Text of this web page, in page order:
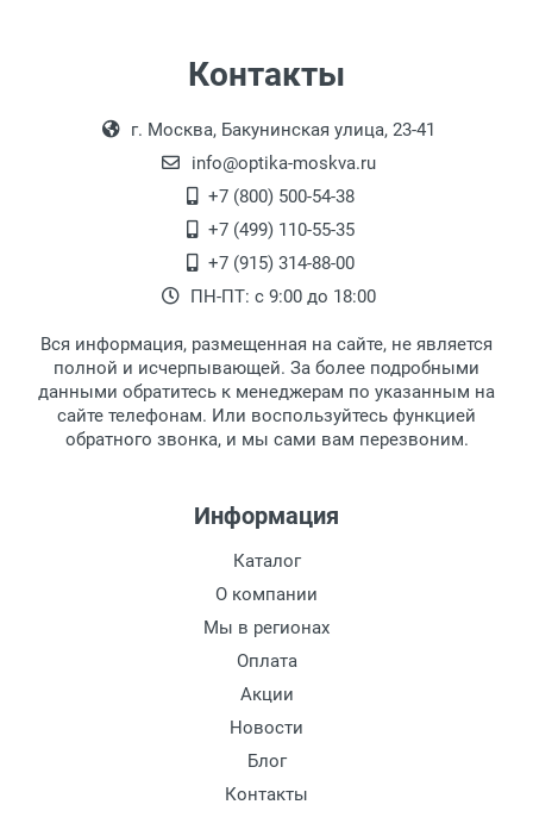
Контакты
г. Москва, Бакунинская улица, 23-41
info@optika-moskva.ru
+7 (800) 500-54-38
+7 (499) 110-55-35
+7 (915) 314-88-00
ПН-ПТ: с 9:00 до 18:00
Вся информация, размещенная на сайте, не является
полной и исчерпывающей. За более подробными
данными обратитесь к менеджерам по указанным на
сайте телефонам. Или воспользуйтесь функцией
обратного звонка, и мы сами вам перезвоним.
Информация
Каталог
О компании
Мы в регионах
Оплата
Акции
Новости
Блог
Контакты